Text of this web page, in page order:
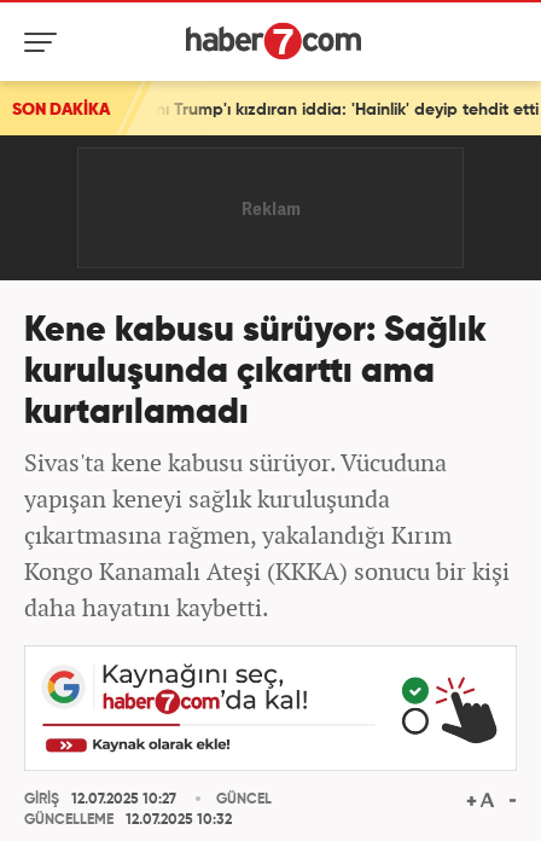
SON DAKİKA
Trump'ı kızdıran iddia: 'Hainlik' deyip tehdit etti
Kene kabusu sürüyor: Sağlık
kuruluşunda çıkarttı ama
kurtarılamadı
Sivas'ta kene kabusu sürüyor. Vücuduna
yapışan keneyi sağlık kuruluşunda
çıkartmasına rağmen, yakalandığı Kırım
Kongo Kanamalı Ateşi (KKKA) sonucu bir kişi
daha hayatını kaybetti.
GİRİŞ
12.07.2025 10:27
GÜNCELLEME
12.07.2025 10:32
GÜNCEL